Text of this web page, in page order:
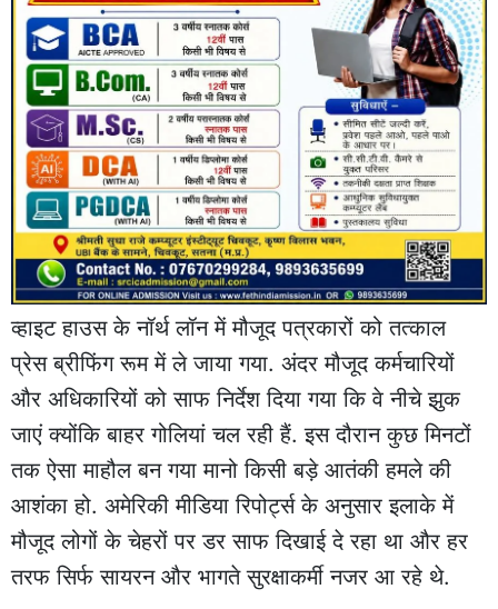
व्हाइट हाउस के नॉर्थ लॉन में मौजूद पत्रकारों को तत्काल
प्रेस ब्रीफिंग रूम में ले जाया गया. अंदर मौजूद कर्मचारियों
और अधिकारियों को साफ निर्देश दिया गया कि वे नीचे झुक
जाएं क्योंकि बाहर गोलियां चल रही हैं. इस दौरान कुछ मिनटों
तक ऐसा माहौल बन गया मानो किसी बड़े आतंकी हमले की
आशंका हो. अमेरिकी मीडिया रिपोर्ट्स के अनुसार इलाके में
मौजूद लोगों के चेहरों पर डर साफ दिखाई दे रहा था और हर
तरफ सिर्फ सायरन और भागते सुरक्षाकर्मी नजर आ रहे थे.